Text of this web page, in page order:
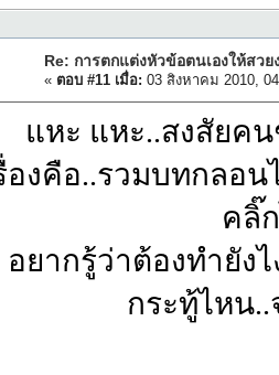
Re: การตกแต่งหัวข้อตนเองให้สวย
« ตอบ #11 เมื่อ: 03 สิงหาคม 2010,
แหะ แหะ..สงสัยค
องคือ..รวมบทกลอ
คลิ๊
อยากรู้ว่าต้องทำยัง
กระทู้ไหน..